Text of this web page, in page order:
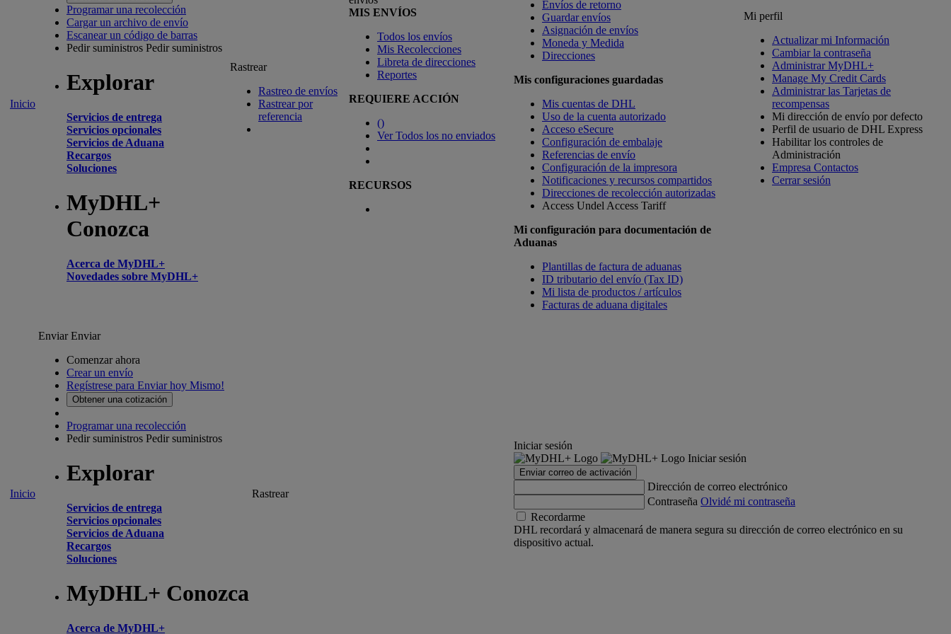
Inicio
Programar una recolección
Cargar un archivo de envío
Escanear un código de barras
Pedir suministros Pedir suministros
Explorar
Servicios de entrega
Servicios opcionales
Servicios de Aduana
Recargos
Soluciones
MyDHL+
Conozca
Acerca de MyDHL+
Novedades sobre MyDHL+
Rastrear
Rastreo de envíos
Rastrear por
referencia
MIS ENVÍOS
Todos los envíos
Mis Recolecciones
Libreta de direcciones
Reportes
REQUIERE ACCIÓN
()
Ver Todos los no enviados
RECURSOS
Envíos de retorno
Guardar envíos
Asignación de envíos
Moneda y Medida
Direcciones
Mis configuraciones guardadas
Mis cuentas de DHL
Uso de la cuenta autorizado
Acceso eSecure
Configuración de embalaje
Referencias de envío
Configuración de la impresora
Notificaciones y recursos compartidos
Direcciones de recolección autorizadas
Access Undel Access Tariff
Mi configuración para documentación de
Aduanas
Plantillas de factura de aduanas
ID tributario del envío (Tax ID)
Mi lista de productos / artículos
Facturas de aduana digitales
Mi perfil
Actualizar mi Información
Cambiar la contraseña
Administrar MyDHL+
Manage My Credit Cards
Administrar las Tarjetas de
recompensas
Mi dirección de envío por defecto
Perfil de usuario de DHL Express
Habilitar los controles de
Administración
Empresa Contactos
Cerrar sesión
Inicio
EnviarEnviar
Comenzar ahora
Crear un envío
Regístrese para Enviar hoy Mismo!
Obtener una cotización
Programar una recolección
Pedir suministros Pedir suministros
Explorar
Servicios de entrega
Servicios opcionales
Servicios de Aduana
Recargos
Soluciones
MyDHL+ Conozca
Acerca de MyDHL+
Rastrear
Iniciar sesión
Iniciar sesión
Enviar correo de activación
Dirección de correo electrónico
Contraseña Olvidé mi contraseña
Recordarme
DHL recordará y almacenará de manera segura su dirección de correo electrónico en su
dispositivo actual.